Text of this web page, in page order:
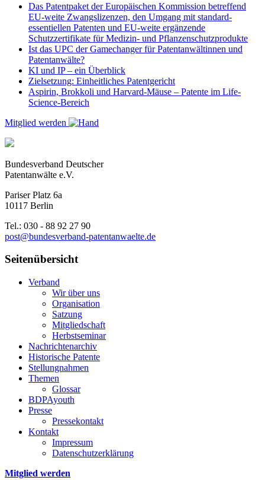
Das Patentpaket der Europäischen Kommission betreffend
EU-weite Zwangslizenzen, den Umgang mit standard-
essentiellen Patenten und EU-weite ergänzende
Schutzzertifikate für Medizin- und Pflanzenschutzprodukte
Ist das UPC der Gamechanger für Patentanwältinnen und
Patentanwälte?
KI und IP – ein Überblick
Zielsetzung: Einheitliches Patentgericht
Aspirin, Brokkoli und Harvard-Mäuse – Patente im Life-
Science-Bereich
Mitglied werden
Bundesverband Deutscher
Patentanwälte e.V.
Pariser Platz 6a
10117 Berlin
Tel.: 030 - 88 92 27 90
post@bundesverband-patentanwaelte.de
Seitenübersicht
Verband
Wir über uns
Organisation
Satzung
Mitgliedschaft
Herbstseminar
Nachrichtenarchiv
Historische Patente
Stellungnahmen
Themen
Glossar
BDPAyouth
Presse
Pressekontakt
Kontakt
Impressum
Datenschutzerklärung
Mitglied werden